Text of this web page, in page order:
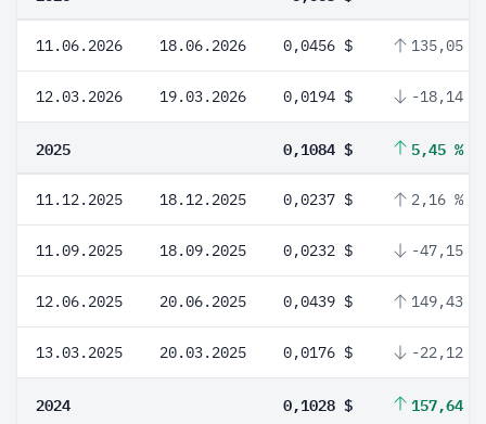
11.06.2026 18.06.2026 0,0456 $ 135,05 %
12.03.2026 19.03.2026 0,0194 $ -18,14 %
2025 0,1084 $ 5,45 %
11.12.2025 18.12.2025 0,0237 $ 2,16 %
11.09.2025 18.09.2025 0,0232 $ -47,15 %
12.06.2025 20.06.2025 0,0439 $ 149,43 %
13.03.2025 20.03.2025 0,0176 $ -22,12 %
2024 0,1028 $ 157,64 %